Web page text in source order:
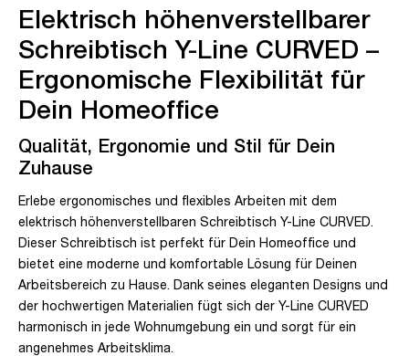
Elektrisch höhenverstellbarer
Schreibtisch Y-Line CURVED –
Ergonomische Flexibilität für
Dein Homeoffice
Qualität, Ergonomie und Stil für Dein
Zuhause
Erlebe ergonomisches und flexibles Arbeiten mit dem
elektrisch höhenverstellbaren Schreibtisch Y-Line CURVED.
Dieser Schreibtisch ist perfekt für Dein Homeoffice und
bietet eine moderne und komfortable Lösung für Deinen
Arbeitsbereich zu Hause. Dank seines eleganten Designs und
der hochwertigen Materialien fügt sich der Y-Line CURVED
harmonisch in jede Wohnumgebung ein und sorgt für ein
angenehmes Arbeitsklima.